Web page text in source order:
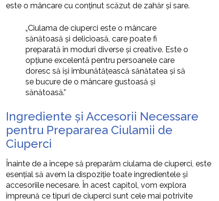
este o mâncare cu conținut scăzut de zahăr și sare.
„Ciulama de ciuperci este o mâncare
sănătoasă și delicioasă, care poate fi
preparată în moduri diverse și creative. Este o
opțiune excelentă pentru persoanele care
doresc să își îmbunătățească sănătatea și să
se bucure de o mâncare gustoasă și
sănătoasă.”
Ingrediente și Accesorii Necessare
pentru Prepararea Ciulamii de
Ciuperci
Înainte de a începe să preparăm ciulama de ciuperci, este
esențial să avem la dispoziție toate ingredientele și
accesoriile necesare. În acest capitol, vom explora
împreună ce tipuri de ciuperci sunt cele mai potrivite